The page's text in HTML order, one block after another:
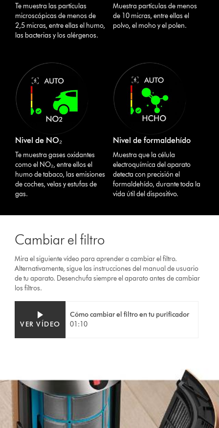
Te muestra las partículas
microscópicas de menos de
2,5 micras, entre ellas el humo,
las bacterias y los alérgenos.
Muestra partículas de menos
de 10 micras, entre ellas el
polvo, el moho y el polen.
Nivel de NO₂
Te muestra gases oxidantes
como el NO₂, entre ellos el
humo de tabaco, las emisiones
de coches, velas y estufas de
gas.
Nivel de formaldehído
Muestra que la célula
electroquímica del aparato
detecta con precisión el
formaldehído, durante toda la
vida útil del dispositivo.
Cambiar el filtro
Mira el siguiente vídeo para aprender a cambiar el filtro.
Alternativamente, sigue las instrucciones del manual de usuario
de tu aparato. Desenchufa siempre el aparato antes de cambiar
los filtros.
Transcript
transcripción
deVER VÍDEO
Cómo cambiar el filtro en tu purificador
01:10